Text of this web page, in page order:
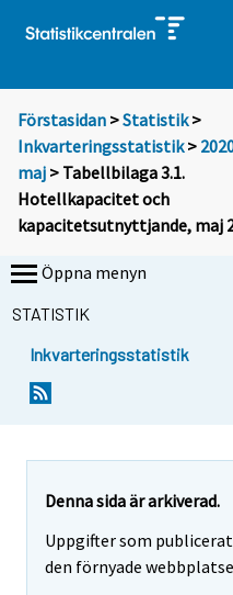
Förstasidan >Statistik >
Inkvarteringsstatistik>
maj > Tabellbilaga 3.1.
Hotellkapacitet och
kapacitetsutnyttjande, maj
Öppna menyn
STATISTIK
Inkvarteringsstatistik
Denna sida är arkiverad.
Uppgifter som
den förnyade